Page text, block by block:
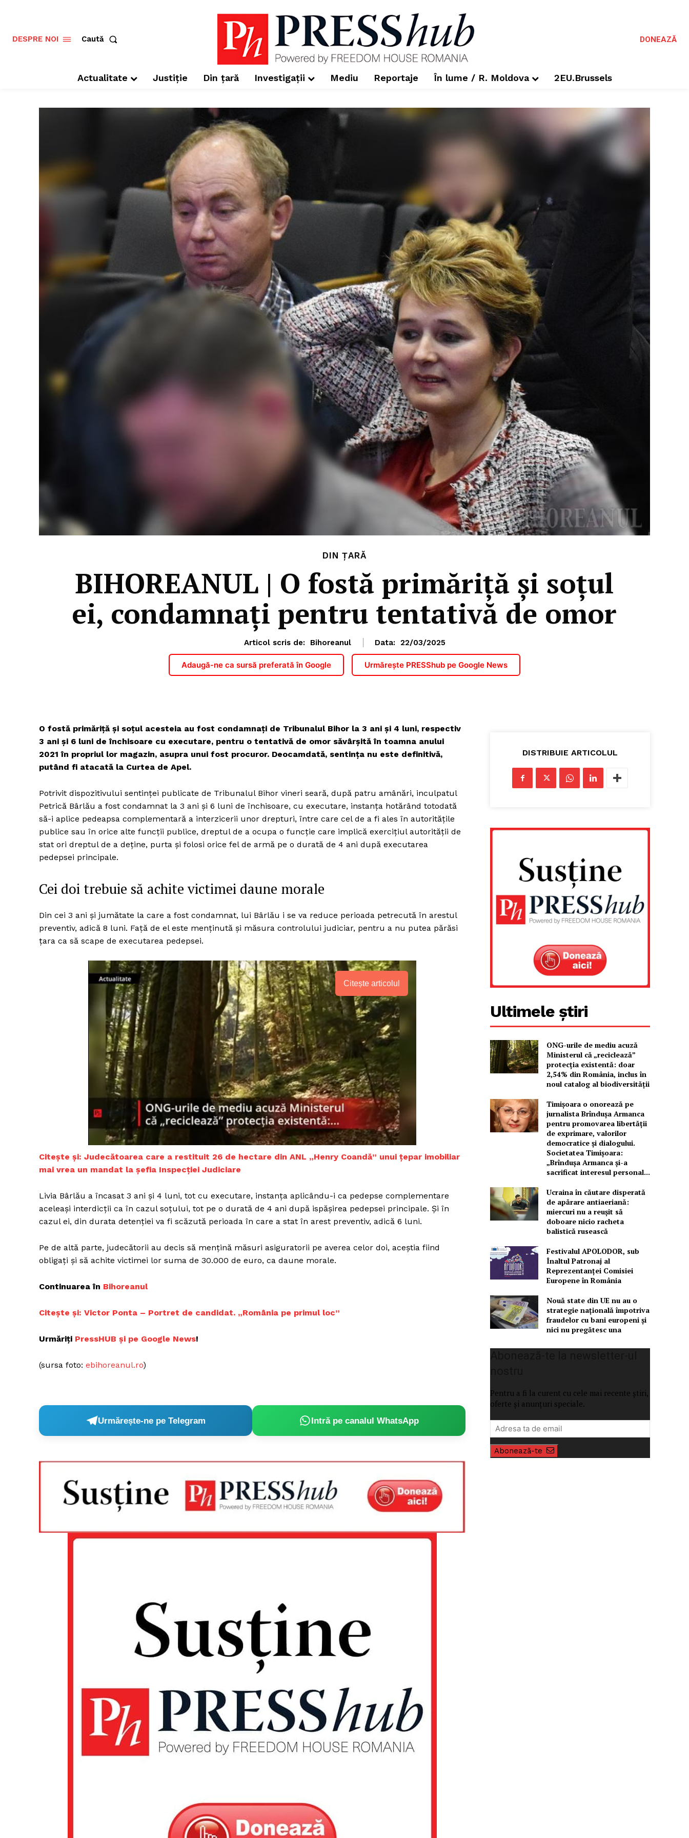
Un proiect
FREEDOM HOUSE
ROMÂNIA
PRESShub
Despre noi / Echipa
Proiecte editoriale
DESPRE NOI Caută DONEAZĂ
Actualitate Justiție Din țară Investigații Mediu Reportaje În lume / R. Moldova 2EU.Brussels
DIN ȚARĂ
BIHOREANUL | O fostă primăriță și soțul
ei, condamnați pentru tentativă de omor
Articol scris de: Bihoreanul Data: 22/03/2025
Adaugă-ne ca sursă preferată în Google Urmărește PRESShub pe Google News
O fostă primăriță și soțul acesteia au fost condamnați de Tribunalul Bihor la 3 ani și 4 luni, respectiv
3 ani și 6 luni de închisoare cu executare, pentru o tentativă de omor săvârșită în toamna anului
2021 în propriul lor magazin, asupra unui fost procuror. Deocamdată, sentința nu este definitivă,
putând fi atacată la Curtea de Apel.
Potrivit dispozitivului sentinței publicate de Tribunalul Bihor vineri seară, după patru amânări, inculpatul
Petrică Bârlău a fost condamnat la 3 ani și 6 luni de închisoare, cu executare, instanța hotărând totodată
să-i aplice pedeapsa complementară a interzicerii unor drepturi, între care cel de a fi ales în autoritățile
publice sau în orice alte funcții publice, dreptul de a ocupa o funcție care implică exercițiul autorității de
stat ori dreptul de a deține, purta și folosi orice fel de armă pe o durată de 4 ani după executarea
pedepsei principale.
Cei doi trebuie să achite victimei daune morale
Din cei 3 ani și jumătate la care a fost condamnat, lui Bârlău i se va reduce perioada petrecută în arestul
preventiv, adică 8 luni. Față de el este menținută și măsura controlului judiciar, pentru a nu putea părăsi
țara ca să scape de executarea pedepsei.
Citește articolul
Citește și: Judecătoarea care a restituit 26 de hectare din ANL „Henry Coandă” unui țepar imobiliar
mai vrea un mandat la șefia Inspecției Judiciare
Livia Bârlău a încasat 3 ani și 4 luni, tot cu executare, instanța aplicându-i ca pedepse complementare
aceleași interdicții ca în cazul soțului, tot pe o durată de 4 ani după ispășirea pedepsei principale. Și în
cazul ei, din durata detenției va fi scăzută perioada în care a stat în arest preventiv, adică 6 luni.
Pe de altă parte, judecătorii au decis să mențină măsuri asiguratorii pe averea celor doi, aceștia fiind
obligați și să achite victimei lor suma de 30.000 de euro, ca daune morale.
Continuarea în Bihoreanul
Citește și: Victor Ponta – Portret de candidat. „România pe primul loc”
Urmăriți PressHUB și pe Google News!
(sursa foto: ebihoreanul.ro)
Urmărește-ne pe Telegram Intră pe canalul WhatsApp
DISTRIBUIE ARTICOLUL
Ultimele știri
ONG-urile de mediu acuză
Ministerul că „reciclează”
protecția existentă: doar
2,54% din România, inclus în
noul catalog al biodiversității
Timișoara o onorează pe
jurnalista Brîndușa Armanca
pentru promovarea libertății
de exprimare, valorilor
democratice și dialogului.
Societatea Timișoara:
„Brîndușa Armanca și-a
sacrificat interesul personal...
Ucraina în căutare disperată
de apărare antiaeriană:
miercuri nu a reușit să
doboare nicio racheta
balistică rusească
Festivalul APOLODOR, sub
Înaltul Patronaj al
Reprezentanței Comisiei
Europene în România
Nouă state din UE nu au o
strategie națională împotriva
fraudelor cu bani europeni și
nici nu pregătesc una
Pentru a fi la curent cu cele mai recente știri,
oferte și anunțuri speciale.
Abonează-te